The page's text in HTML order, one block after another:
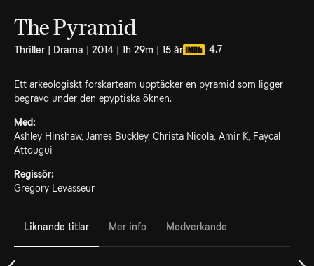
The Pyramid
Thriller | Drama | 2014 | 1h 29m | 15 år 4.7
Ett arkeologiskt forskarteam upptäcker en pyramid som ligger
begravd under den epyptiska öknen.
Med:
Ashley Hinshaw, James Buckley, Christa Nicola, Amir K, Faycal
Attougui
Regissör:
Gregory Levasseur
Liknande titlar Mer info Medverkande